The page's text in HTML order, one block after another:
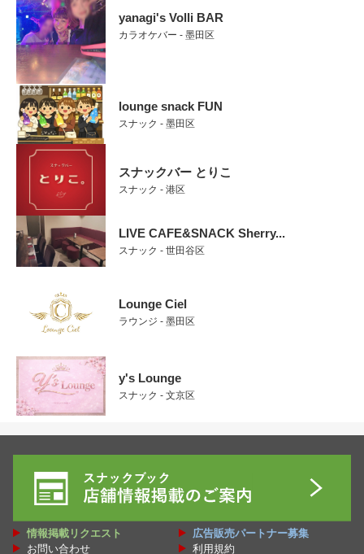
yanagi's Volli BAR
カラオケバー - 墨田区
lounge snack FUN
スナック - 墨田区
スナックバー とりこ
スナック - 港区
LIVE CAFE&SNACK Sherry...
スナック - 世田谷区
Lounge Ciel
ラウンジ - 墨田区
y's Lounge
スナック - 文京区
情報掲載リクエスト
広告販売パートナー募集
お問い合わせ
利用規約